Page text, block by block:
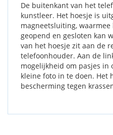
De buitenkant van het
kunstleer. Het hoesje is
magneetsluiting,
geopend en gesloten kan
van het hoesje zit aan de
telefoonhouder. Aan de
mogelijkheid om pasjes in
kleine foto in te doen. Het
bescherming tegen